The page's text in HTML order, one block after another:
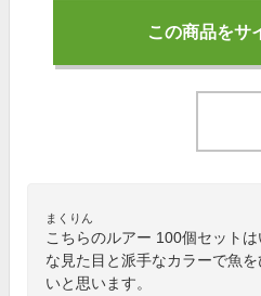
この商品をサ
まくりん
こちらのルアー 100個セット
な見た目と派手なカラーで魚
いと思います。